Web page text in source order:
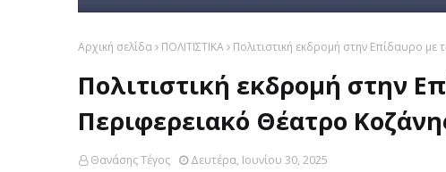
Αρχική σελίδα ΠΟΛΙΤΙΣΤΙΚΑ Πολιτιστική εκδρομή στην Επίδαυρο
Πολιτιστική εκδρομή στην
Περιφερειακό Θέατρο
Θανάσης Τέγος Δευτέρα, Ιουνίου 30, 2025